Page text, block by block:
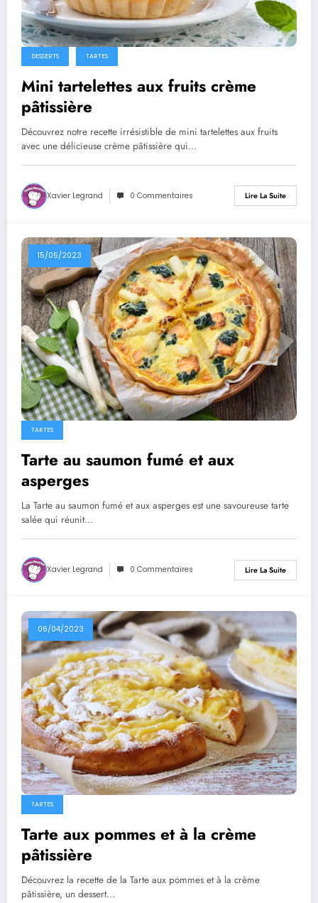
DESSERTS TARTES
Mini tartelettes aux fruits crème
pâtissière
Découvrez notre recette irrésistible de mini tartelettes aux fruits
avec une délicieuse crème pâtissière qui…
Xavier Legrand 0 Commentaires Lire La Suite
15/05/2023
TARTES
Tarte au saumon fumé et aux
asperges
La Tarte au saumon fumé et aux asperges est une savoureuse tarte
salée qui réunit…
Xavier Legrand 0 Commentaires Lire La Suite
06/04/2023
TARTES
Tarte aux pommes et à la crème
pâtissière
Découvrez la recette de la Tarte aux pommes et à la crème
pâtissière, un dessert…